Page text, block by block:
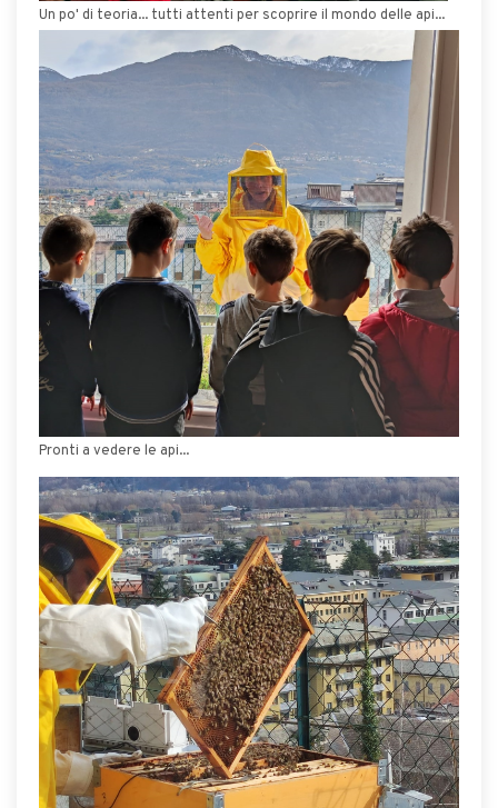
Un po' di teoria... tutti attenti per scoprire il mondo delle api...
Pronti a vedere le api...